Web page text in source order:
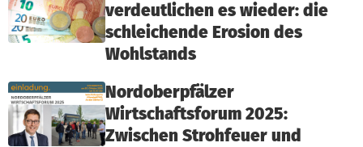
verdeutlichen es wieder: die
schleichende Erosion des
Wohlstands
Nordoberpfälzer
Wirtschaftsforum 2025:
Zwischen Strohfeuer und